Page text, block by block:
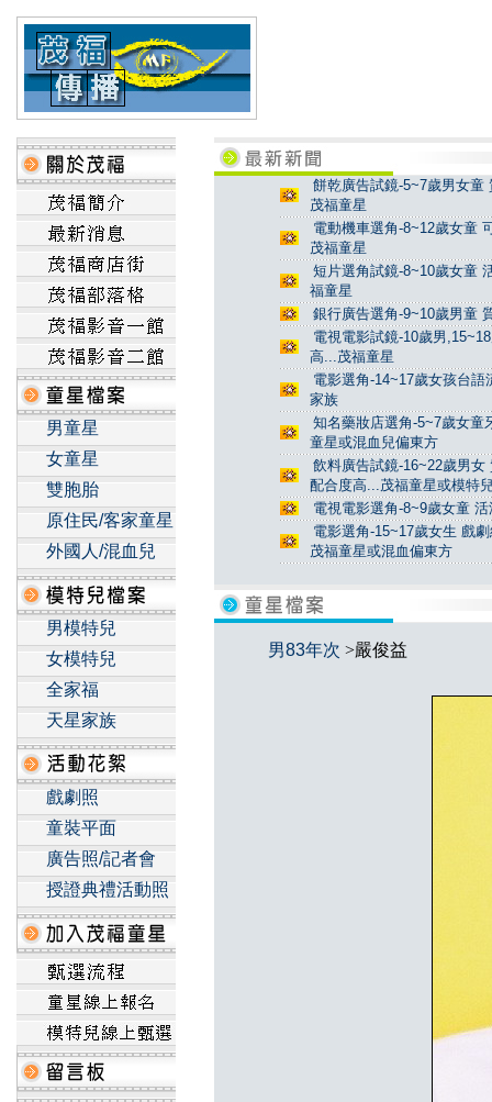
男童星
女童星
雙胞胎
原住民/客家童星
外國人/混血兒
男模特兒
女模特兒
全家福
天星家族
戲劇照
童裝平面
廣告照/記者會
授證典禮活動照
餅乾廣告試鏡-5~7歲男女
茂福童星
電動機車選角-8~12歲女童
茂福童星
短片選角試鏡-8~10歲女童
福童星
銀行廣告選角-9~10歲男童
電視電影試鏡-10歲男
高...茂福童星
電影選角-14~17歲女孩台
家族
知名藥妝店選角-5~7歲女童
童星或混血兒偏東方
飲料廣告試鏡-16~22歲男
配合度高...茂福童星或模特
電視電影選角-8~9歲女童
電影選角-15~17歲女生 戲
茂福童星或混血偏東方
男83年次 >嚴俊益